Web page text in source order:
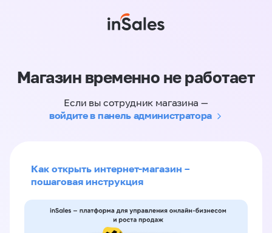
Магазин временно не работает
Если вы сотрудник магазина —
войдите в панель администратора
Как открыть интернет-магазин –
пошаговая инструкция